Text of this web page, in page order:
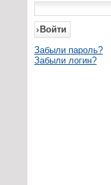
Забыли пароль?
Забыли логин?